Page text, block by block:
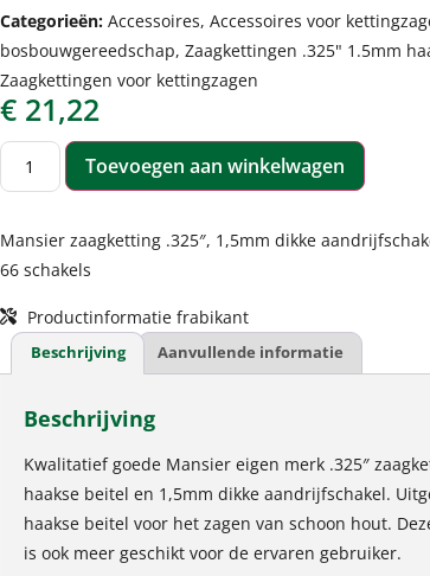
Categorieën: Accessoires, Accessoires voor
bosbouwgereedschap, Zaagkettingen .325" 1.5mm
Zaagkettingen voor kettingzagen
€ 21,22
Toevoegen aan winkelwagen
Mansier zaagketting .325″, 1,5mm dikke
66 schakels
Productinformatie frabikant
Beschrijving Aanvullende informatie
Beschrijving
Kwalitatief goede Mansier eigen merk .325″
haakse beitel en 1,5mm dikke aandrijfschakel.
haakse beitel voor het zagen van schoon hout.
is ook meer geschikt voor de ervaren gebruiker.